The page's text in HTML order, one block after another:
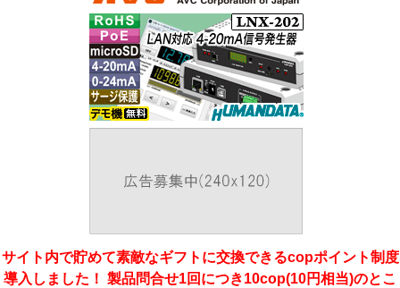
サイト内で貯めて素敵なギフトに交換できるcopポイント制度
導入しました！ 製品問合せ1回につき10cop(10円相当)のとこ